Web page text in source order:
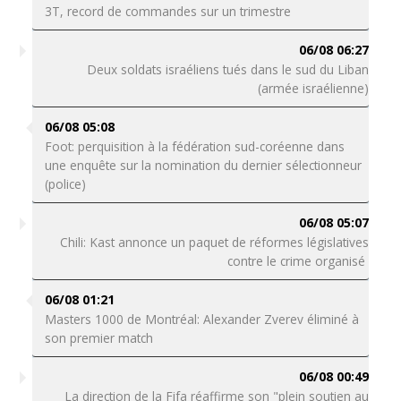
3T, record de commandes sur un trimestre
06/08 06:27
Deux soldats israéliens tués dans le sud du Liban
(armée israélienne)
06/08 05:08
Foot: perquisition à la fédération sud-coréenne dans
une enquête sur la nomination du dernier sélectionneur
(police)
06/08 05:07
Chili: Kast annonce un paquet de réformes législatives
contre le crime organisé
06/08 01:21
Masters 1000 de Montréal: Alexander Zverev éliminé à
son premier match
06/08 00:49
La direction de la Fifa réaffirme son "plein soutien au